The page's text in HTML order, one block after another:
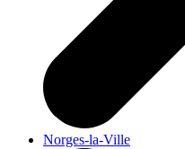
Norges-la-Ville